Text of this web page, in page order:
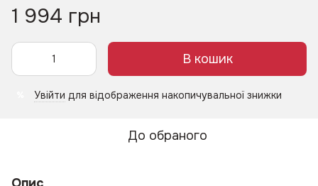
1 994 грн
В кошик
Увійти для відображення накопичувальної знижки
До обраного